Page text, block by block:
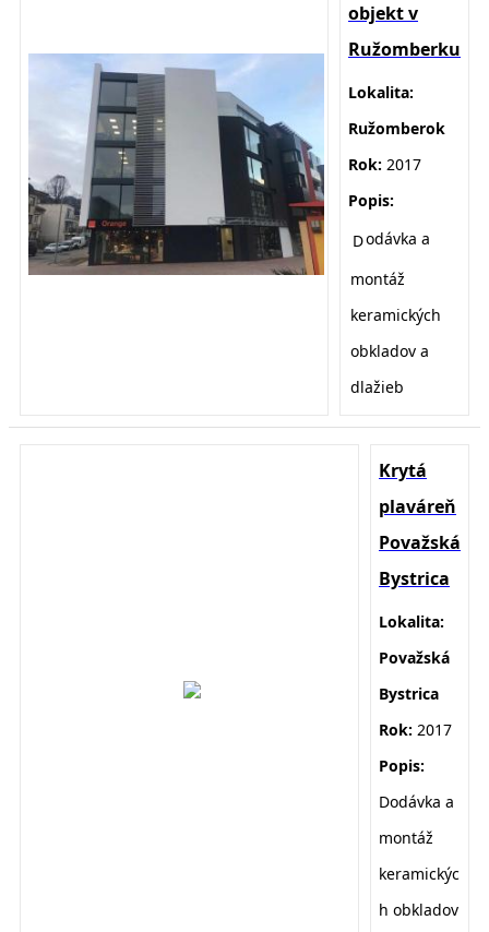
objekt v
Ružomberku
Lokalita:
Ružomberok
Rok: 2017
Popis:
Dodávka a
montáž
keramických
obkladov a
dlažieb
Krytá
plaváreň
Považská
Bystrica
Lokalita:
Považská
Bystrica
Rok: 2017
Popis:
Dodávka a
montáž
keramickýc
h obkladov